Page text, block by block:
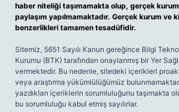
haber niteliği taşımamakta olup, gerçek
paylaşım yapılmamaktadır. Gerçek kurum ve
benzerlikleri tamamen tesadüfidir.
Sitemiz, 5651 Sayılı Kanun gereğince Bilgi
Kurumu (BTK) tarafından onaylanmış bir Yer
vermektedir. Bu nedenle, sitedeki içerikleri
veya araştırma yükümlülüğümüz
yazdıkları içeriklerin sorumluluğunu taşımakta
bu sorumluluğu kabul etmiş sayılırlar.